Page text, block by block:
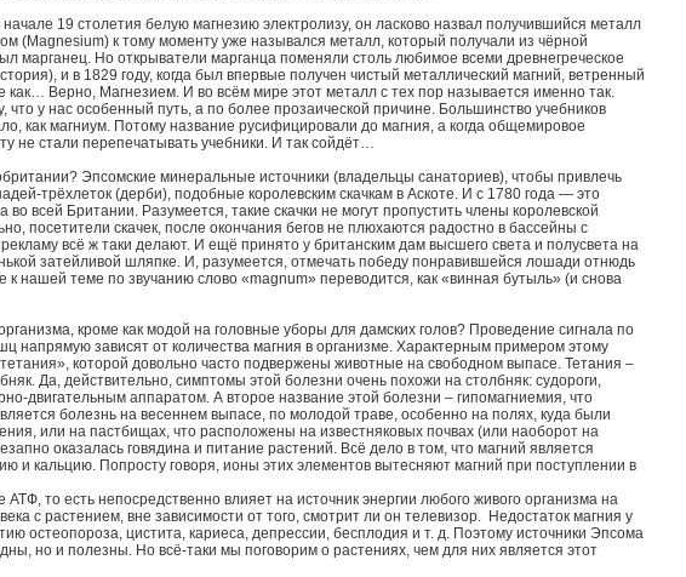
начале 19 столетия белую магнезию электролизу, он ласково назвал получившийся металл
(Magnesium) к тому моменту уже назывался металл, который получали из чёрной
марганец. Но открыватели марганца поменяли столь любимое всеми древнегреческое
и в 1829 году, когда был впервые получен чистый металлический магний, ветренный
как… Верно, Магнезием. И во всём мире этот металл с тех пор называется именно так.
что у нас особенный путь, а по более прозаической причине. Большинство учебников
как магниум. Потому название русифицировали до магния, а когда общемировое
не стали перепечатывать учебники. И так сойдёт…
Эпсомские минеральные источники (владельцы санаториев), чтобы привлечь
трёхлеток (дерби), подобные королевским скачкам в Аскоте. И с 1780 года — это
всей Британии. Разумеется, такие скачки не могут пропустить члены королевской
посетители скачек, после окончания бегов не плюхаются радостно в бассейны с
всё ж таки делают. И ещё принято у британским дам высшего света и полусвета на
затейливой шляпке. И, разумеется, отмечать победу понравившейся лошади отнюдь
к нашей теме по звучанию слово «magnum» переводится, как «винная бутыль» (и снова
кроме как модой на головные уборы для дамских голов? Проведение сигнала по
напрямую зависят от количества магния в организме. Характерным примером этому
которой довольно часто подвержены животные на свободном выпасе. Тетания –
Да, действительно, симптомы этой болезни очень похожи на столбняк: судороги,
двигательным аппаратом. А второе название этой болезни – гипомагниемия, что
болезнь на весеннем выпасе, по молодой траве, особенно на полях, куда были
или на пастбищах, что расположены на известняковых почвах (или наоборот на
оказалась говядина и питание растений. Всё дело в том, что магний является
и кальцию. Попросту говоря, ионы этих элементов вытесняют магний при поступлении в
АТФ, то есть непосредственно влияет на источник энергии любого живого организма на
с растением, вне зависимости от того, смотрит ли он телевизор. Недостаток магния у
остеопороза, цистита, кариеса, депрессии, бесплодия и т. д. Поэтому источники Эпсома
но и полезны. Но всё-таки мы поговорим о растениях, чем для них является этот